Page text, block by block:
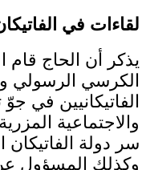
لقاءات في
يذكر أن الحاج قام
الكرسي الرسولي
الفاتيكانيين في
والاجتماعية
سر دولة الفاتيكان
وكذلك المسؤول عن